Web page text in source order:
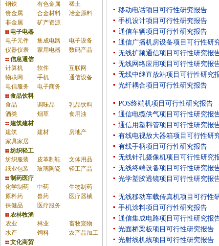
钢铁
有色金属
稀土
贵金属
合金材料
冶金原料
非金属
矿产资源
电子电器
电子元件
集成电路
电子设备
仪器仪表
家用电器
数码产品
信息通信
计算机
软件
互联网
物联网
手机
通信设备
电信服务
电子商务
食品饮料
食品
调味品
乳品饮料
酒类
烟草
食用油
建筑建材
建筑
建材
房地产
家具家居
纺织轻工
纺织服装
皮革制鞋
文体用品
纸业包装
玻璃陶瓷
轻工产品
制药医疗
化学制药
中药
生物制药
原料药
兽药
医疗器械
保健品
医疗服务
农林牧渔
农业
林业
畜牧宠物
水产
饲料
农产品加工
文化商贸
移动电话项目可行性研究报告
手机设计项目可行性研究报告
通信车辆项目可行性研究报告
通信广播机房设备项目可行性研
无线扩频通信项目可行性研究报
无线网络应用项目可行性研究报
无线中继直放站项目可行性研究
光纤耦合项目可行性研究报告
POS终端机项目可行性研究报告
通信电缆供气项目可行性研究报
通信用塑料管项目可行性研究报
有线电视放大器箱项目可行性研
有线手柄项目可行性研究报告
无线针孔摄像机项目可行性研究
无线终端设备项目可行性研究报
光学塑胶透镜项目可行性研究报
无线移动车载传真机项目可行性
手机涂料项目可行性研究报告
通信集成电路项目可行性研究报
光面桥梁板项目可行性研究报告
光射线机线项目可行性研究报告